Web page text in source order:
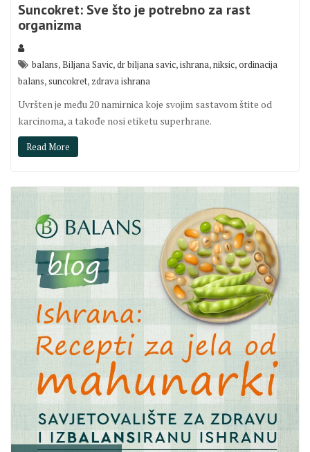
Suncokret: Sve što je potrebno za rast
organizma
balans,Biljana Savic,dr biljana savic,ishrana,niksic,ordinacija
balans,suncokret, zdrava ishrana
Uvršten je među 20 namirnica koje svojim sastavom štite od
karcinoma, a takođe nosi etiketu superhrane.
Read More